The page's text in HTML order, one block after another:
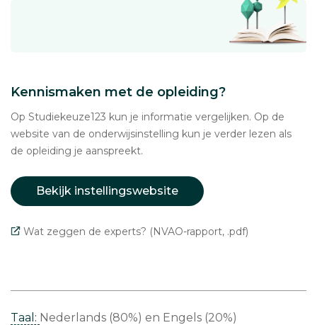
Kennismaken met de opleiding?
Op Studiekeuze123 kun je informatie vergelijken. Op de
website van de onderwijsinstelling kun je verder lezen als
de opleiding je aanspreekt.
Bekijk instellingswebsite
Wat zeggen de experts? (NVAO-rapport, .pdf)
Taal: Nederlands (80%)
Engels (20%)